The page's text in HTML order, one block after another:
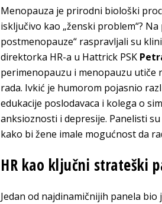
Menopauza je prirodni biološki
isključivo kao „ženski problem“?
postmenopauze“ raspravljali su
direktorka HR-a u Hattrick PSK
perimenopauzu i menopauzu utiče
rada. Ivkić je humorom pojasnio
edukacije poslodavaca i kolega o
anksioznosti i depresije. Panelisti
kako bi žene imale mogućnost da
HR kao ključni strateški
Jedan od najdinamičnijih panela bio